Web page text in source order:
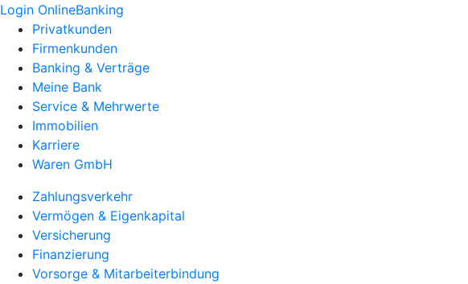
Login OnlineBanking
Privatkunden
Firmenkunden
Banking & Verträge
Meine Bank
Service & Mehrwerte
Immobilien
Karriere
Waren GmbH
Zahlungsverkehr
Vermögen & Eigenkapital
Versicherung
Finanzierung
Vorsorge & Mitarbeiterbindung